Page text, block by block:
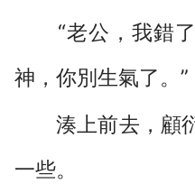
“老公，我錯了
神，你別生氣了。”
湊上前去，顧衍
一些。